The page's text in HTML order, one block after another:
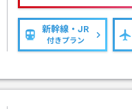
新幹線・JR
付きプラン